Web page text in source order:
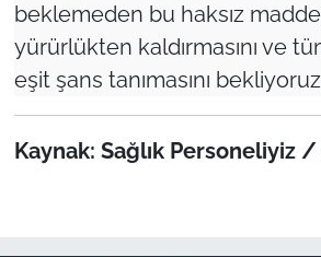
beklemeden bu haksız
yürürlükten kaldırmasını ve
eşit şans tanımasını
Kaynak: Sağlık Personeliyiz